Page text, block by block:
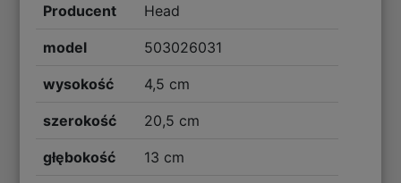
Producent Head
model 503026031
wysokość 4,5 cm
szerokość 20,5 cm
głębokość 13 cm